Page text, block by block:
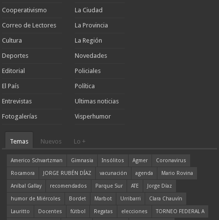
Cooperativismo
Correo de Lectores
Cultura
Deportes
Editorial
El País
Entrevistas
Fotogalerías
La Ciudad
La Provincia
La Región
Novedades
Policiales
Política
Ultimas noticias
Visperhumor
Temas Nuevos Lo +
Americo Schvartzman Gimnasia Insólitos Agmer
Coronavirus
Rocamora
JORGE RUBÉN DÍAZ vacunación agenda
Mario Rovina
Aníbal Gallay
recomendados Parque Sur ATE
Jorge Díaz
humor de Miércoles
Bordet Marbot Urribarri
Clara Chauvín
Lauritto
Docentes fútbol Regatas elecciones TORNEO FEDERAL A